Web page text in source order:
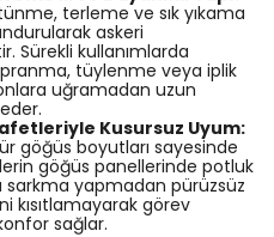
terleme ve sık yıkama
askeri
Sürekli kullanımlarda
tüylenme veya iplik
uğramadan uzun
Kusursuz Uyum:
göğüs boyutları sayesinde
göğüs panellerinde potluk
yapmadan pürüzsüz
kısıtlamayarak görev
sağlar.